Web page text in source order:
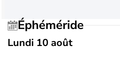
Éphéméride
Lundi 10 août